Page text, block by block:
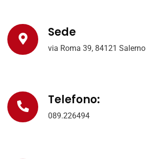
Sede
via Roma 39, 84121 Salerno
Telefono:
089.226494